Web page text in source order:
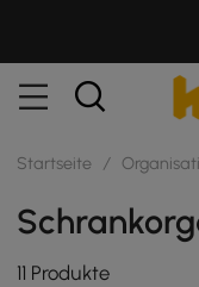
Startseite /
11 Produkte